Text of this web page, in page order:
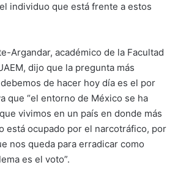
individuo que está frente a estos
Argandar, académico de la Facultad
dijo que la pregunta más
de hacer hoy día es el por
que “el entorno de México se ha
vivimos en un país en donde más
está ocupado por el narcotráfico, por
nos queda para erradicar como
es el voto”.